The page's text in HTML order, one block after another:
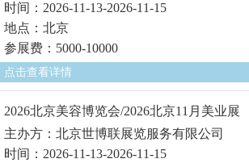
时间：2026-11-13-2026-11-15
地点：北京
参展费：5000-10000
点击查看详情
2026北京美容博览会/2026北京11月美业展
主办方：北京世博联展览服务有限公司
时间：2026-11-13-2026-11-15